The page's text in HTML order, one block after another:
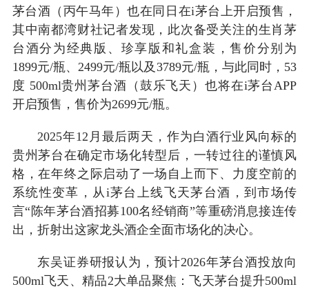
茅台酒（丙午马年）也在同日在i茅台上开启预售，
其中南都湾财社记者发现，此次备受关注的生肖茅
台酒分为经典版、珍享版和礼盒装，售价分别为
1899元/瓶、2499元/瓶以及3789元/瓶，与此同时，53
度 500ml贵州茅台酒（鼓乐飞天）也将在i茅台APP
开启预售，售价为2699元/瓶。
2025年12月最后两天，作为白酒行业风向标的
贵州茅台在确定市场化转型后，一转过往的谨慎风
格，在年终之际启动了一场自上而下、力度空前的
系统性变革，从i茅台上线飞天茅台酒，到市场传
言“陈年茅台酒招募100名经销商”等重磅消息接连传
出，折射出这家龙头酒企全面市场化的决心。
东吴证券研报认为，预计2026年茅台酒投放向
500ml飞天、精品2大单品聚焦：飞天茅台提升500ml